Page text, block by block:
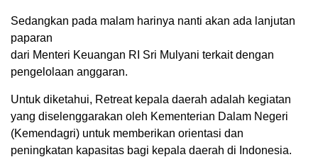
Sedangkan pada malam harinya nanti akan ada lanjutan
paparan
dari Menteri Keuangan RI Sri Mulyani terkait dengan
pengelolaan anggaran.
Untuk diketahui, Retreat kepala daerah adalah kegiatan
yang diselenggarakan oleh Kementerian Dalam Negeri
(Kemendagri) untuk memberikan orientasi dan
peningkatan kapasitas bagi kepala daerah di Indonesia.